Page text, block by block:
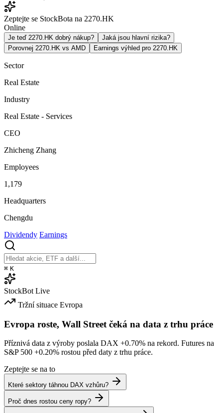
Zeptejte se StockBota na 2270.HK
Online
Je teď 2270.HK dobrý nákup?
Jaká jsou hlavní rizika?
Porovnej 2270.HK vs AMD
Earnings výhled pro 2270.HK
Sector
Real Estate
Industry
Real Estate - Services
CEO
Zhicheng Zhang
Employees
1,179
Headquarters
Chengdu
Dividendy Earnings
⌘ K
StockBot Live
Tržní situace Evropa
Evropa roste, Wall Street čeká na data z trhu práce
Příznivá data z výroby poslala DAX +0.70% na rekord. Futures na
S&P 500 +0.20% rostou před daty z trhu práce.
Zeptejte se na to
Které sektory táhnou DAX vzhůru?
Proč dnes rostou ceny ropy?